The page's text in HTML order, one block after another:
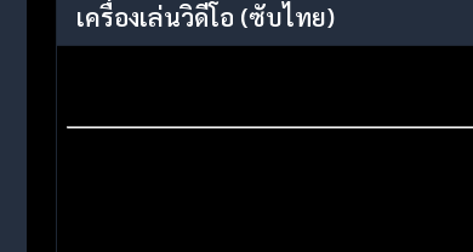
เครื่องเล่นวิดีโอ (ซับไทย)